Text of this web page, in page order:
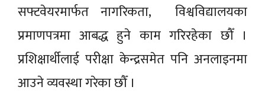
सफ्टवेयरमार्फत नागरिकता, विश्वविद्यालयका
प्रमाणपत्रमा आबद्ध हुने काम गरिरहेका छौँ ।
प्रशिक्षार्थीलाई परीक्षा केन्द्रसमेत पनि अनलाइनमा
आउने व्यवस्था गरेका छौँ ।